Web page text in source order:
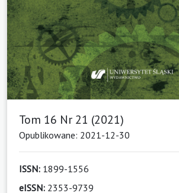
Tom 16 Nr 21 (2021)
Opublikowane: 2021-12-30
ISSN: 1899-1556
eISSN: 2353-9739